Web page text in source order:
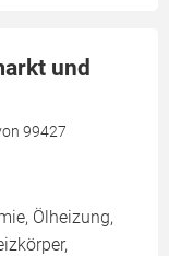
und
99427
Ölheizung,